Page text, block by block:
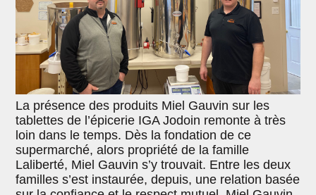
La présence des produits Miel Gauvin sur les
tablettes de l’épicerie IGA Jodoin remonte à très
loin dans le temps. Dès la fondation de ce
supermarché, alors propriété de la famille
Laliberté, Miel Gauvin s’y trouvait. Entre les deux
familles s’est instaurée, depuis, une relation basée